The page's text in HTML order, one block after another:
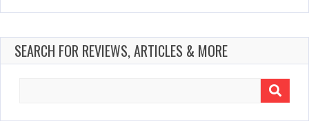
SEARCH FOR REVIEWS, ARTICLES & MORE